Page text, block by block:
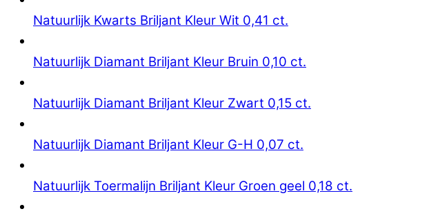
Natuurlijk Kwarts Briljant Kleur Wit 0,41 ct.
Natuurlijk Diamant Briljant Kleur Bruin 0,10 ct.
Natuurlijk Diamant Briljant Kleur Zwart 0,15 ct.
Natuurlijk Diamant Briljant Kleur G-H 0,07 ct.
Natuurlijk Toermalijn Briljant Kleur Groen geel 0,18 ct.